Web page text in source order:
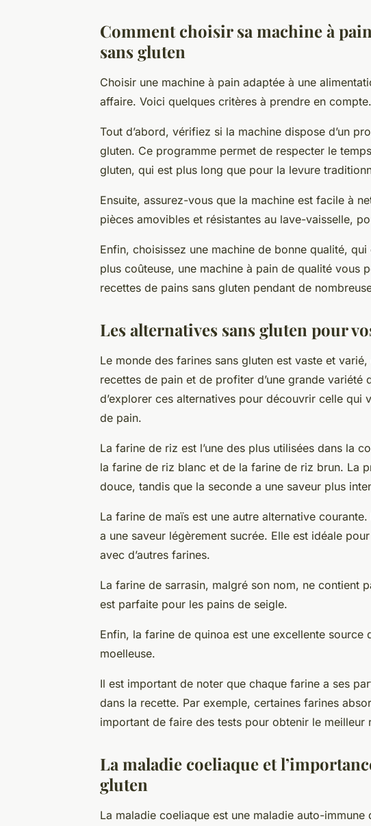
Comment choisir sa machine à
sans gluten
Choisir une machine à pain adaptée à une
affaire. Voici quelques critères à prendre en compte.
Tout d’abord, vérifiez si la machine dispose d’un
gluten. Ce programme permet de respecter le
gluten, qui est plus long que pour la levure
Ensuite, assurez-vous que la machine est facile à
pièces amovibles et résistantes au lave-vaisselle,
Enfin, choisissez une machine de bonne qualité,
plus coûteuse, une machine à pain de qualité vous
recettes de pains sans gluten pendant de
Les alternatives sans gluten pour
Le monde des farines sans gluten est vaste et
recettes de pain et de profiter d’une grande variété
d’explorer ces alternatives pour découvrir celle qui
de pain.
La farine de riz est l’une des plus utilisées dans la
la farine de riz blanc et de la farine de riz brun. La
douce, tandis que la seconde a une saveur plus
La farine de maïs est une autre alternative
a une saveur légèrement sucrée. Elle est idéale
avec d’autres farines.
La farine de sarrasin, malgré son nom, ne contient
est parfaite pour les pains de seigle.
Enfin, la farine de quinoa est une excellente
moelleuse.
Il est important de noter que chaque farine a ses
dans la recette. Par exemple, certaines farines
important de faire des tests pour obtenir le meilleur
La maladie coeliaque et
gluten
La maladie coeliaque est une maladie auto-